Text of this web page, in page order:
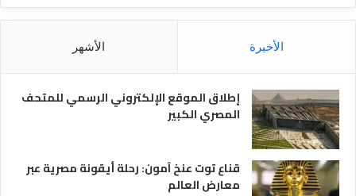
ا
ل
ر
ة
ق
و
الأخيرة الأشهر
إطلاق الموقع الإلكتروني الرسمي للمتحف
المصري الكبير
قناع توت عنخ آمون: رحلة أيقونة مصرية عبر
معارض العالم